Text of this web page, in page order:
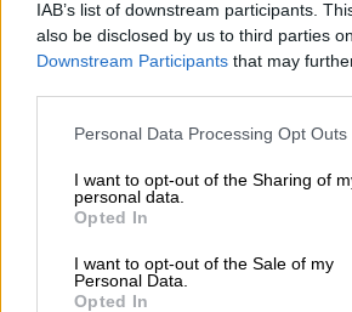
IAB’s list of downstream participants.
also be disclosed by us to third parties
Downstream Participants that may
Personal Data Processing Opt Outs
I want to opt-out of the Sharing of
personal data.
Opted In
I want to opt-out of the Sale of my
Personal Data.
Opted In